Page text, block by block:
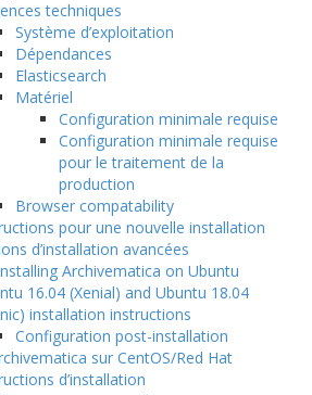
techniques
Système d’exploitation
Dépendances
Elasticsearch
Matériel
Configuration minimale requise
Configuration minimale requise
pour le traitement de la
production
Browser compatability
pour une nouvelle installation
d’installation avancées
Archivematica on Ubuntu
16.04 (Xenial) and Ubuntu 18.04
installation instructions
Configuration post-installation
sur CentOS/Red Hat
d’installation